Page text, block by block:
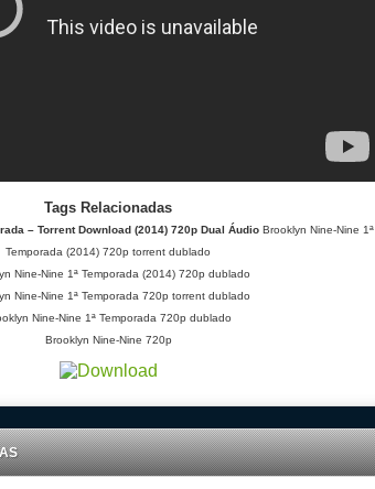
Tags Relacionadas
– Torrent Download (2014) 720p Dual Áudio Brooklyn Nine-Nine 1ª
Temporada (2014) 720p torrent dublado
Nine-Nine 1ª Temporada (2014) 720p dublado
Nine-Nine 1ª Temporada 720p torrent dublado
Nine-Nine 1ª Temporada 720p dublado
Brooklyn Nine-Nine 720p